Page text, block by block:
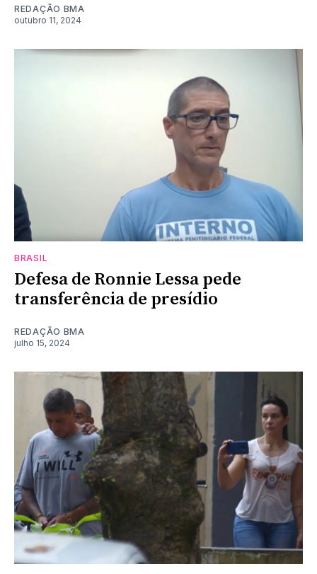
REDAÇÃO BMA
outubro 11, 2024
BRASIL
Defesa de Ronnie Lessa pede
transferência de presídio
REDAÇÃO BMA
julho 15, 2024